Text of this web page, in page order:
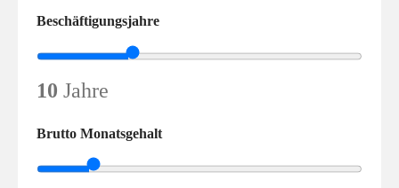
Beschäftigungsjahre
10 Jahre
Brutto Monatsgehalt